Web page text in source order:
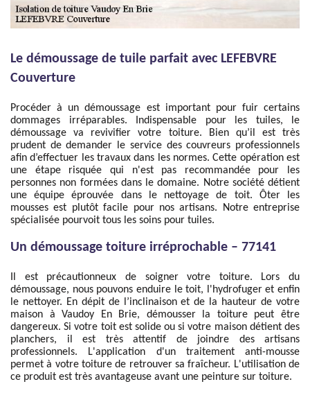
Le démoussage de tuile parfait avec LEFEBVRE
Couverture
Procéder à un démoussage est important pour fuir certains
dommages irréparables. Indispensable pour les tuiles, le
démoussage va revivifier votre toiture. Bien qu’il est très
prudent de demander le service des couvreurs professionnels
afin d’effectuer les travaux dans les normes. Cette opération est
une étape risquée qui n'est pas recommandée pour les
personnes non formées dans le domaine. Notre société détient
une équipe éprouvée dans le nettoyage de toit. Ôter les
mousses est plutôt facile pour nos artisans. Notre entreprise
spécialisée pourvoit tous les soins pour tuiles.
Un démoussage toiture irréprochable – 77141
Il est précautionneux de soigner votre toiture. Lors du
démoussage, nous pouvons enduire le toit, l'hydrofuger et enfin
le nettoyer. En dépit de l’inclinaison et de la hauteur de votre
maison à Vaudoy En Brie, démousser la toiture peut être
dangereux. Si votre toit est solide ou si votre maison détient des
planchers, il est très attentif de joindre des artisans
professionnels. L'application d'un traitement anti-mousse
permet à votre toiture de retrouver sa fraîcheur. L'utilisation de
ce produit est très avantageuse avant une peinture sur toiture.